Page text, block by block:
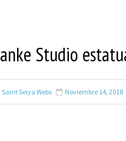
Studio
Saint Seiya Webs Noviembre 14, 2018